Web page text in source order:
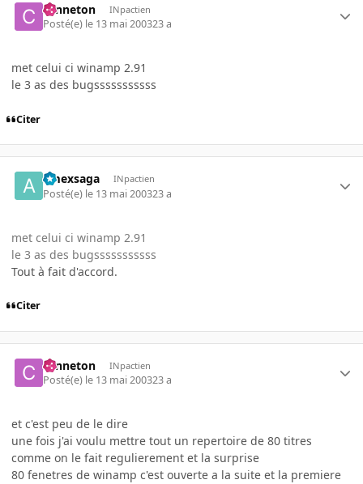
canneton INpactien
Posté(e) le 13 mai 200323 a
met celui ci winamp 2.91
le 3 as des bugsssssssssss
Citer
amexsaga INpactien
Posté(e) le 13 mai 200323 a
met celui ci winamp 2.91
le 3 as des bugsssssssssss
Tout à fait d'accord.
Citer
canneton INpactien
Posté(e) le 13 mai 200323 a
et c'est peu de le dire
une fois j'ai voulu mettre tout un repertoire de 80 titres
comme on le fait regulierement et la surprise
80 fenetres de winamp c'est ouverte a la suite et la premiere